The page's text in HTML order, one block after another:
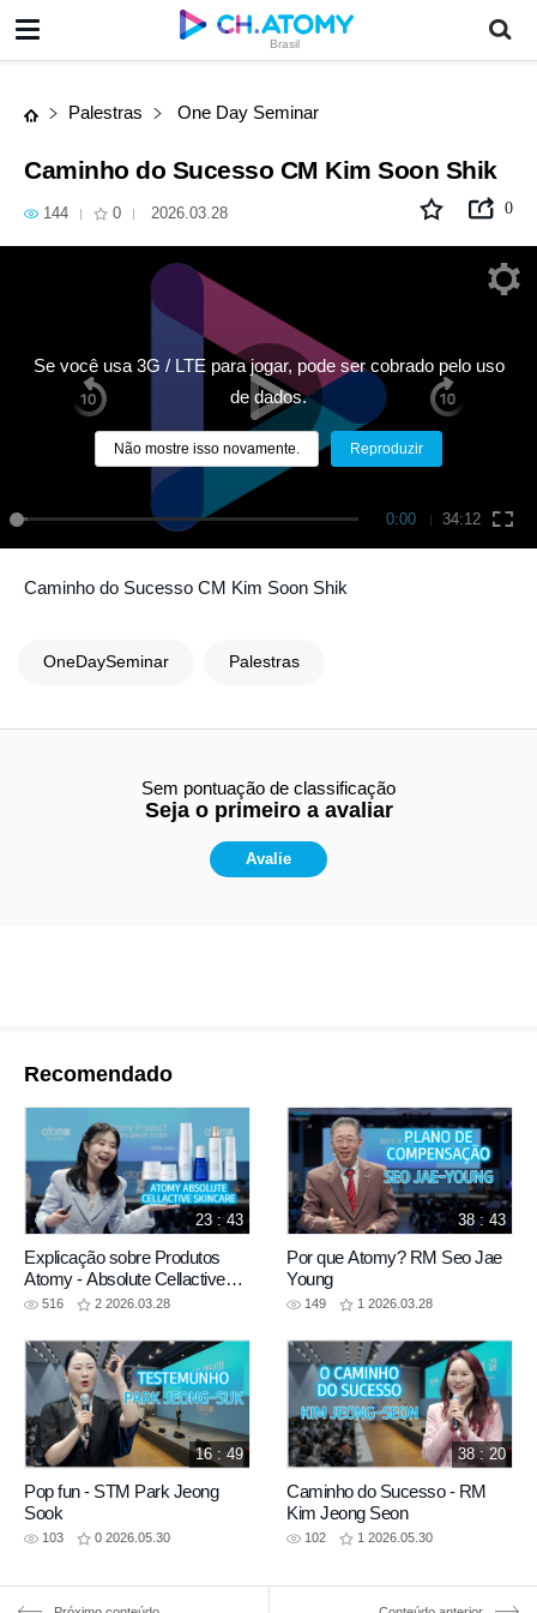
Brasil
Caminho do Sucesso CM Kim Soon Shik
Palestras One Day Seminar
Caminho do Sucesso CM Kim Soon Shik
144 0 2026.03.28 0
0:00 34:12
Se você usa 3G / LTE para jogar, pode ser cobrado pelo uso
de dados.
Não mostre isso novamente. Reproduzir
Caminho do Sucesso CM Kim Soon Shik
OneDaySeminar Palestras
Sem pontuação de classificação
Seja o primeiro a avaliar
Avalie
Recomendado
Explicação sobre Produtos
Atomy - Absolute Cellactive
Skincare - Minjung Kim
516 2 2026.03.28
23 : 43
Por que Atomy? RM Seo Jae
Young
149 1 2026.03.28
38 : 43
Pop fun - STM Park Jeong
Sook
103 0 2026.05.30
16 : 49
Caminho do Sucesso - RM
Kim Jeong Seon
102 1 2026.05.30
38 : 20